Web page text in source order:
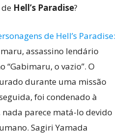
Hell’s Paradise?
de Hell’s Paradise:
assassino lendário
“Gabimaru, o vazio”. O
durante uma missão
foi condenado à
nada parece matá-lo devido
Sagiri Yamada